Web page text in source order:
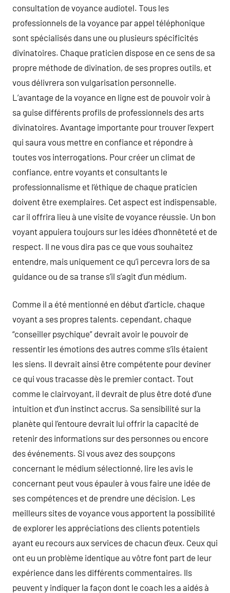
consultation de voyance audiotel. Tous les
professionnels de la voyance par appel téléphonique
sont spécialisés dans une ou plusieurs spécificités
divinatoires. Chaque praticien dispose en ce sens de sa
propre méthode de divination, de ses propres outils, et
vous délivrera son vulgarisation personnelle.
L’avantage de la voyance en ligne est de pouvoir voir à
sa guise différents profils de professionnels des arts
divinatoires. Avantage importante pour trouver l’expert
qui saura vous mettre en confiance et répondre à
toutes vos interrogations. Pour créer un climat de
confiance, entre voyants et consultants le
professionnalisme et l’éthique de chaque praticien
doivent être exemplaires. Cet aspect est indispensable,
car il offrira lieu à une visite de voyance réussie. Un bon
voyant appuiera toujours sur les idées d’honnêteté et de
respect. Il ne vous dira pas ce que vous souhaitez
entendre, mais uniquement ce qu’i percevra lors de sa
guidance ou de sa transe s’il s’agit d’un médium.
Comme il a été mentionné en début d’article, chaque
voyant a ses propres talents. cependant, chaque
“conseiller psychique” devrait avoir le pouvoir de
ressentir les émotions des autres comme s’ils étaient
les siens. Il devrait ainsi être compétente pour deviner
ce qui vous tracasse dès le premier contact. Tout
comme le clairvoyant, il devrait de plus être doté d’une
intuition et d’un instinct accrus. Sa sensibilité sur la
planète qui l’entoure devrait lui offrir la capacité de
retenir des informations sur des personnes ou encore
des événements. Si vous avez des soupçons
concernant le médium sélectionné, lire les avis le
concernant peut vous épauler à vous faire une idée de
ses compétences et de prendre une décision. Les
meilleurs sites de voyance vous apportent la possibilité
de explorer les appréciations des clients potentiels
ayant eu recours aux services de chacun d’eux. Ceux qui
ont eu un problème identique au vôtre font part de leur
expérience dans les différents commentaires. Ils
peuvent y indiquer la façon dont le coach les a aidés à